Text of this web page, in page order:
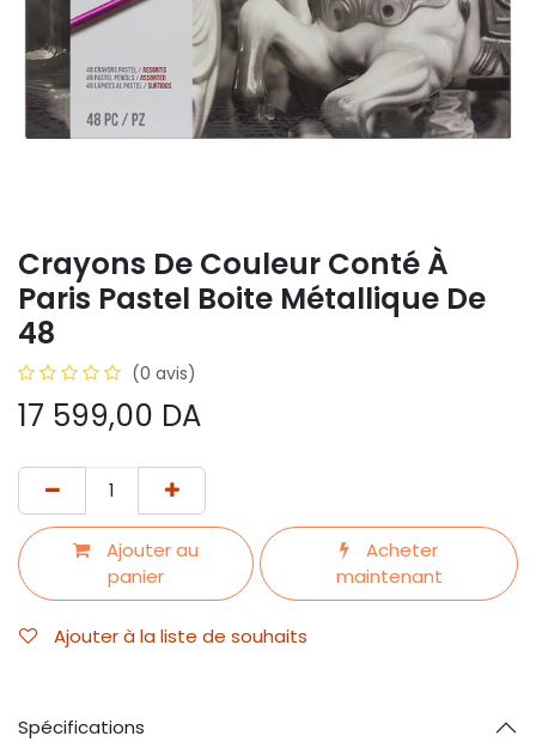
Crayons De Couleur Conté À
Paris Pastel Boite Métallique De
48
(0 avis)
17 599,00 DA
Ajouter au
panier
Acheter
maintenant
Ajouter à la liste de souhaits
Spécifications